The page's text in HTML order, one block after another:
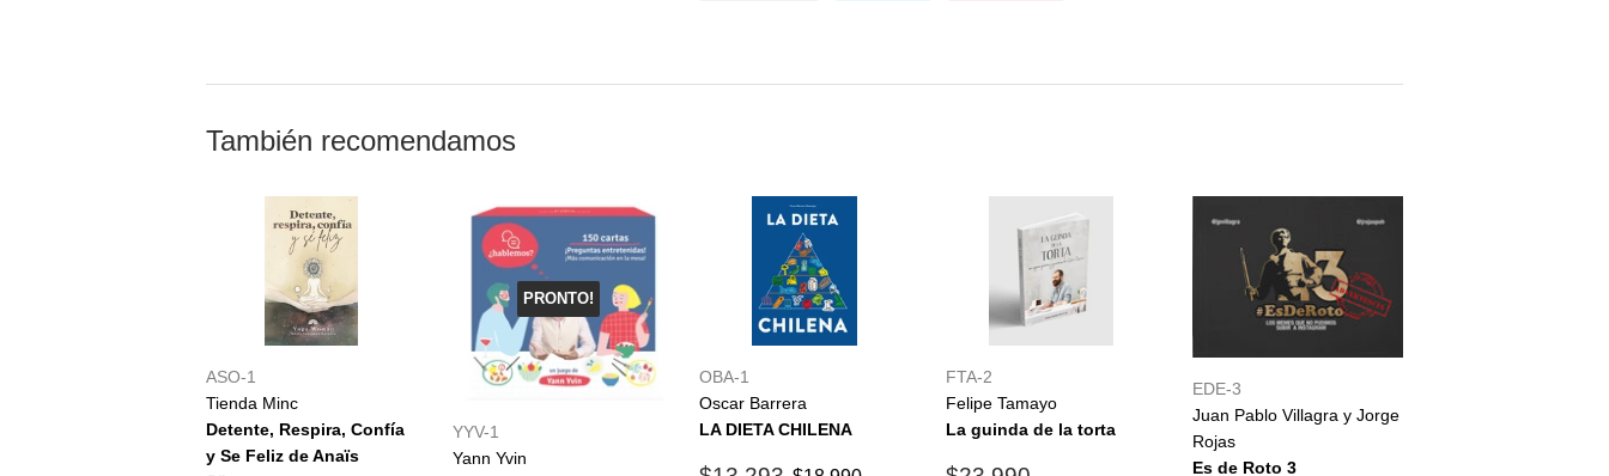
También recomendamos
ASO-1
Tienda Minc
Detente, Respira, Confía
y Se Feliz de Anaïs
PRONTO!
YYV-1
Yann Yvin
OBA-1
Oscar Barrera
LA DIETA CHILENA
FTA-2
Felipe Tamayo
La guinda de la torta
EDE-3
Juan Pablo Villagra y Jorge
Rojas
Es de Roto 3